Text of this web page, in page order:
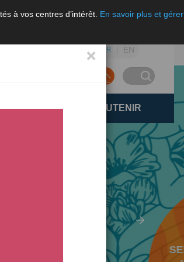
à vos centres d’intérêt. En savoir plus et gérer
FR EN
TEACH NOUS SOUTENIR
×
SEPTEMBRE TURQUOISE,